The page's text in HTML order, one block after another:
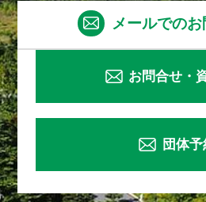
メールでの
お問合せ・
団体予